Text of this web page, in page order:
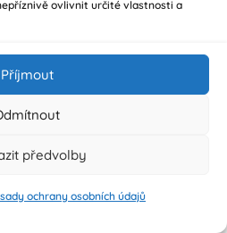
ovlivnit určité vlastnosti a
Příjmout
předvolby
ochrany osobních údajů